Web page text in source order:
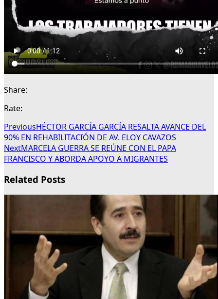
Share:
Rate:
PreviousHÉCTOR GARCÍA GARCÍA RESALTA AVANCE DEL
90% EN REHABILITACIÓN DE AV. ELOY CAVAZOS
NextMARCELA GUERRA SE REÚNE CON EL PAPA
FRANCISCO Y ABORDA APOYO A MIGRANTES
Related Posts